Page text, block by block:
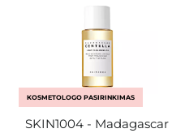
KOSMETOLOGO PASIRINKIMAS
SKIN1004 - Madagascar